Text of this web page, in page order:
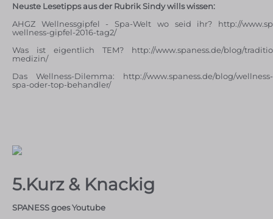
Neuste Lesetipps aus der Rubrik Sindy wills wissen:
AHGZ Wellnessgipfel - Spa-Welt wo seid ihr? http://
wellness-gipfel-2016-tag2/
Was ist eigentlich TEM? http://www.spaness.de/blog/
medizin/
Das Wellness-Dilemma: http://www.spaness.de/blog/
spa-oder-top-behandler/
5.Kurz & Knackig
SPANESS goes Youtube